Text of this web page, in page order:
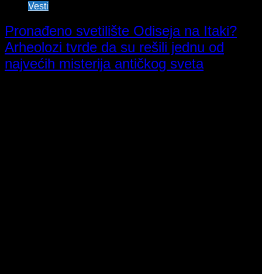
Vesti
Pronađeno svetilište Odiseja na Itaki?
Arheolozi tvrde da su rešili jednu od
najvećih misterija antičkog sveta